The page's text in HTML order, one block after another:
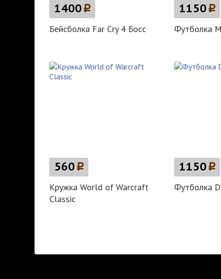
1400p
Бейсболка Far Cry 4 Босс
1150p
Футболка
560p
Кружка World of Warcraft
Classic
1150p
Футболка